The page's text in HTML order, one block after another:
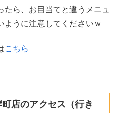
ら、お目当てと違うメニュ
ように注意してくださいｗ
こちら
店のアクセス（行き